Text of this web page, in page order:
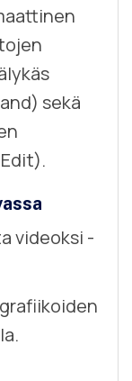
sekä
videoksi -